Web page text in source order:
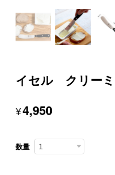
イセル クリー
¥4,950
数量